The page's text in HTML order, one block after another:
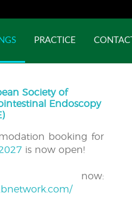
PRACTICE CONTACT
Society of
Endoscopy
booking for
is now open!
now: